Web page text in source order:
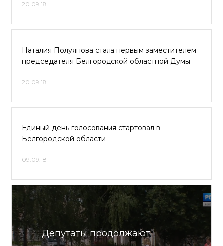
20.09.18
Наталия Полуянова стала первым заместителем
председателя Белгородской областной Думы
20.09.18
Единый день голосования стартовал в
Белгородской области
09.09.18
Депутаты продолжают